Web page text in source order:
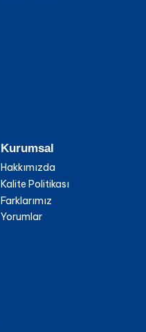
Kurumsal
Hakkımızda
Kalite Politikası
Farklarımız
Yorumlar